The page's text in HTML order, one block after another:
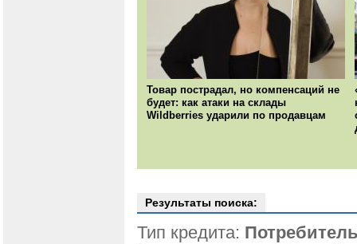
Товар пострадал, но компенсаций не
будет: как атаки на склады
Wildberries ударили по продавцам
Результаты поиска:
Тип кредита: